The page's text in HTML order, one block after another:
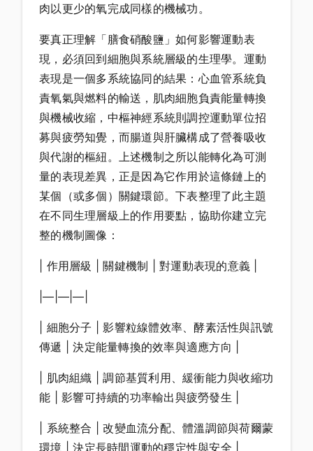
肉以更少的氧完成同樣的機械功。
要真正理解「膳食硝酸鹽」如何影響運動表
現，必須回到細胞與系統層級的生理學。運動
表現是一個多系統協同的結果：心血管系統負
責氧氣與燃料的輸送，肌肉細胞負責能量轉換
與機械收縮，中樞神經系統則調控運動單位招
募與疲勞知覺，而腸道與肝臟構成了營養吸收
與代謝的樞紐。上述機制之所以能轉化為可測
量的表現差異，正是因為它作用於這條鏈上的
某個（或多個）關鍵環節。下表整理了此主題
在不同生理層級上的作用要點，協助你建立完
整的機制圖像：
| 作用層級 | 關鍵機制 | 對運動表現的意義 |
|—|—|—|
| 細胞分子 | 影響粒線體效率、酵素活性與訊號
傳遞 | 決定能量轉換的效率與適應方向 |
| 肌肉組織 | 調節基質利用、緩衝能力與收縮功
能 | 影響可持續的功率輸出與疲勞發生 |
| 系統整合 | 改變血流分配、體溫調節與荷爾蒙
環境 | 決定長時間運動的穩定性與安全 |